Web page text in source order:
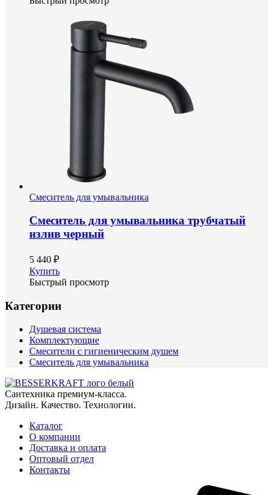
Смеситель для умывальника
Смеситель для умывальника трубчатый
излив черный
5 440 ₽
Купить
Быстрый просмотр
Категории
Душевая система
Комплектующие
Смесители с гигиеническим душем
Смеситель для умывальника
Сантехника премиум-класса.
Дизайн. Качество. Технологии.
Каталог
О компании
Доставка и оплата
Оптовый отдел
Контакты